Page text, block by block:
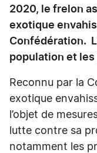
2020, le frelon
exotique
Confédération.
population et les
Reconnu par la
exotique
l’objet de
lutte contre sa
notamment les